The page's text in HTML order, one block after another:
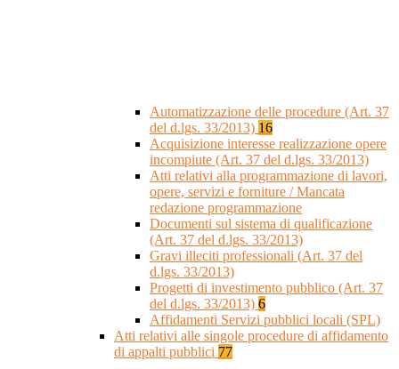
Automatizzazione delle procedure (Art. 37
del d.lgs. 33/2013) 16
Acquisizione interesse realizzazione opere
incompiute (Art. 37 del d.lgs. 33/2013)
Atti relativi alla programmazione di lavori,
opere, servizi e forniture / Mancata
redazione programmazione
Documenti sul sistema di qualificazione
(Art. 37 del d.lgs. 33/2013)
Gravi illeciti professionali (Art. 37 del
d.lgs. 33/2013)
Progetti di investimento pubblico (Art. 37
del d.lgs. 33/2013) 6
Affidamenti Servizi pubblici locali (SPL)
Atti relativi alle singole procedure di affidamento
di appalti pubblici 77